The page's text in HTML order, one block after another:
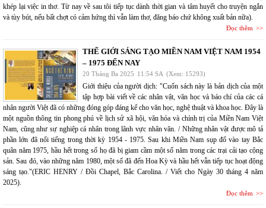
khép lại việc in thơ. Từ nay về sau tôi tiếp tục dành thời gian và tâm huyết cho truyện ngắn
và tùy bút, nếu bất chợt có cảm hứng thì vẫn làm thơ, đăng báo chứ không xuất bản nữa).
Đọc thêm
THẾ GIỚI SÁNG TẠO MIỀN NAM VIỆT NAM 1954
– 1975 ĐẾN NAY
20 Tháng Ba 2025 11:54 SA (Xem: 15293)
Giới thiệu của người dịch: "Cuốn sách này là bản dịch của một
tập hợp bài viết về các nhân vật, văn học và báo chí của các cá
nhân người Việt đã có những đóng góp đáng kể cho văn học, nghệ thuật và khoa học. Đây là
một nguồn thông tin phong phú về lịch sử xã hội, văn hóa và chính trị của Miền Nam Việt
Nam, cũng như sự nghiệp cá nhân trong lãnh vực nhân văn. / Những nhân vật được mô tả
phần lớn đã nổi tiếng trong thời kỳ 1954 - 1975. Sau khi Miền Nam sụp đổ vào tay Bắc
quân năm 1975, hầu hết trong số họ đã bị giam cầm một số năm trong các trại cải tạo cộng
sản. Sau đó, vào những năm 1980, một số đã đến Hoa Kỳ và hầu hết vẫn tiếp tục hoạt động
sáng tạo."(ERIC HENRY / Đồi Chapel, Bắc Carolina. / Viết cho Ngày 30 tháng 4 năm
2025).
Đọc thêm